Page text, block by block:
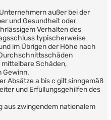
außer bei der
und Gesundheit oder
Verhalten des
typischerweise
im Übrigen der Höhe nach
Schäden,
Gewinn.
Absätze a bis c gilt sinngemäß
und Erfüllungsgehilfen des
aus zwingendem nationalem